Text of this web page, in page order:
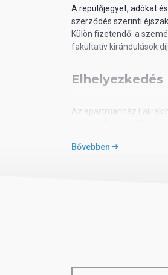
A repülőjegyet, adókat
szerződés szerinti
Külön fizetendő: a
fakultatív kirándulások
Elhelyezkedés
Az apartmanház
Görögországba történő
Bővebben